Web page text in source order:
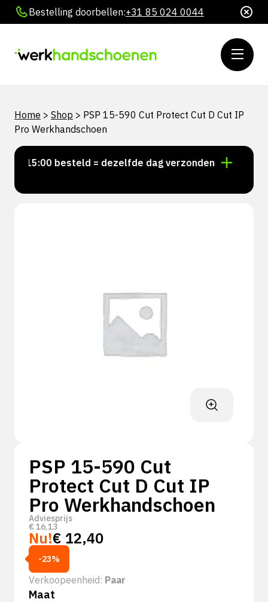
Bestelling doorbellen:+31 85 024 0044
Home > Shop > PSP 15-590 Cut Protect Cut D Cut IP
Pro Werkhandschoen
15:00 besteld = dezelfde dag verzonden
PSP 15-590 Cut
Protect Cut D Cut IP
Pro Werkhandschoen
Adviesprijs
€ 16,13
Nu!€ 12,40
-23%
Verkoopeenheid: Paar
Maat